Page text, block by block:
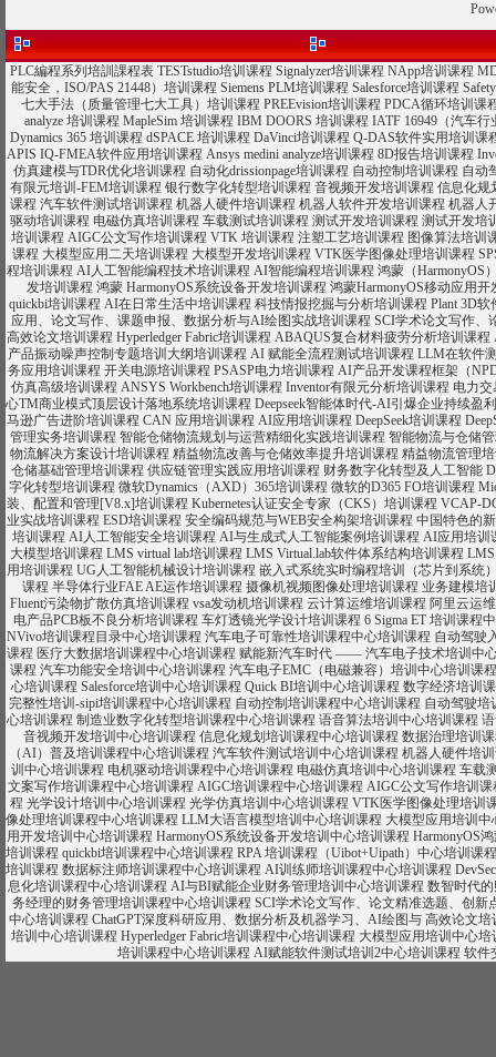
PLC編程系列培訓課程表 TESTstudio培训课程 Signalyzer培训课程 NApp培训课程
能安全，ISO/PAS 21448）培训课程 Siemens PLM培训课程 Salesforce培训课程
七大手法（质量管理七大工具）培训课程 PREEvision培训课程 PDCA循环培训课
analyze 培训课程 MapleSim 培训课程 IBM DOORS 培训课程 IATF 16949（汽车
Dynamics 365 培训课程 dSPACE 培训课程 DaVinci培训课程 Q-DAS软件实用培训课
APIS IQ-FMEA软件应用培训课程 Ansys medini analyze培训课程 8D报告培训课程
仿真建模与TDR优化培训课程 自动化drissionpage培训课程 自动控制培训课程 自动
有限元培训-FEM培训课程 银行数字化转型培训课程 音视频开发培训课程 信息化规
课程 汽车软件测试培训课程 机器人硬件培训课程 机器人软件开发培训课程 机器人
驱动培训课程 电磁仿真培训课程 车载测试培训课程 测试开发培训课程 测试开发培
培训课程 AIGC公文写作培训课程 VTK 培训课程 注塑工艺培训课程 图像算法培训
课程 大模型应用二天培训课程 大模型开发培训课程 VTK医学图像处理培训课程
程培训课程 AI人工智能编程技术培训课程 AI智能编程培训课程 鸿蒙（HarmonyOS
发培训课程 鸿蒙 HarmonyOS系统设备开发培训课程 鸿蒙HarmonyOS移动应用开
quickbi培训课程 AI在日常生活中培训课程 科技情报挖掘与分析培训课程 Plant 3D
应用、论文写作、课题申报、数据分析与AI绘图实战培训课程 SCI学术论文写作、
高效论文培训课程 Hyperledger Fabric培训课程 ABAQUS复合材料疲劳分析培训课程
产品振动噪声控制专题培训大纲培训课程 AI 赋能全流程测试培训课程 LLM在软件
务应用培训课程 开关电源培训课程 PSASP电力培训课程 AI产品开发课程框架（
仿真高级培训课程 ANSYS Workbench培训课程 Inventor有限元分析培训课程 电力
心TM商业模式顶层设计落地系统培训课程 Deepseek智能体时代-AI引爆企业持续盈
马逊广告进阶培训课程 CAN 应用培训课程 AI应用培训课程 DeepSeek培训课程
管理实务培训课程 智能仓储物流规划与运营精细化实践培训课程 智能物流与仓储
物流解决方案设计培训课程 精益物流改善与仓储效率提升培训课程 精益物流管理
仓储基础管理培训课程 供应链管理实践应用培训课程 财务数字化转型及人工智能
字化转型培训课程 微软Dynamics（AXD）365培训课程 微软的D365 FO培训课程
装、配置和管理[V8.x]培训课程 Kubernetes认证安全专家（CKS）培训课程 VCAP-
业实战培训课程 ESD培训课程 安全编码规范与WEB安全构架培训课程 中国特色的
培训课程 AI人工智能安全培训课程 AI与生成式人工智能案例培训课程 AI应用培训
大模型培训课程 LMS virtual lab培训课程 LMS Virtual.lab软件体系结构培训课程
用培训课程 UG人工智能机械设计培训课程 嵌入式系统实时编程培训（芯片到系统
课程 半导体行业FAE AE运作培训课程 摄像机视频图像处理培训课程 业务建模培
Fluent污染物扩散仿真培训课程 vsa发动机培训课程 云计算运维培训课程 阿里云运
电产品PCB板不良分析培训课程 车灯透镜光学设计培训课程 6 Sigma ET 培训课程
NVivo培训课程目录中心培训课程 汽车电子可靠性培训课程中心培训课程 自动驾驶
课程 医疗大数据培训课程中心培训课程 赋能新汽车时代 ―― 汽车电子技术培训中
课程 汽车功能安全培训中心培训课程 汽车电子EMC（电磁兼容）培训中心培训课程
心培训课程 Salesforce培训中心培训课程 Quick BI培训中心培训课程 数字经济培训
完整性培训-sipi培训课程中心培训课程 自动控制培训课程中心培训课程 自动驾驶培
心培训课程 制造业数字化转型培训课程中心培训课程 语音算法培训中心培训课程
音视频开发培训中心培训课程 信息化规划培训课程中心培训课程 数据治理培训
（AI）普及培训课程中心培训课程 汽车软件测试培训中心培训课程 机器人硬件培
训中心培训课程 电机驱动培训课程中心培训课程 电磁仿真培训中心培训课程 车载
文案写作培训课程中心培训课程 AIGC培训课程中心培训课程 AIGC公文写作培训
程 光学设计培训中心培训课程 光学仿真培训中心培训课程 VTK医学图像处理培训
像处理培训课程中心培训课程 LLM大语言模型培训中心培训课程 大模型应用培训中
用开发培训中心培训课程 HarmonyOS系统设备开发培训中心培训课程 HarmonyOS
培训课程 quickbi培训课程中心培训课程 RPA 培训课程（Uibot+Uipath）中心培训课程
培训课程 数据标注师培训课程中心培训课程 AI训练师培训课程中心培训课程
息化培训课程中心培训课程 AI与BI赋能企业财务管理培训中心培训课程 数智时代
务经理的财务管理培训课程中心培训课程 SCI学术论文写作、论文精准选题、创新
中心培训课程 ChatGPT深度科研应用、数据分析及机器学习、AI绘图与 高效论文
培训中心培训课程 Hyperledger Fabric培训课程中心培训课程 大模型应用培训中心培
培训课程中心培训课程 AI赋能软件测试培训2中心培训课程 软件